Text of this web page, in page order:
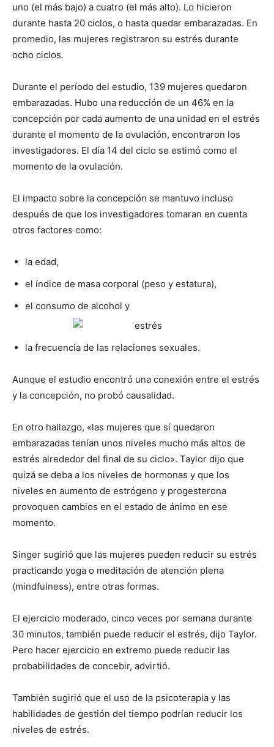
uno (el más bajo) a cuatro (el más alto). Lo hicieron
durante hasta 20 ciclos, o hasta quedar embarazadas. En
promedio, las mujeres registraron su estrés durante
ocho ciclos.
Durante el período del estudio, 139 mujeres quedaron
embarazadas. Hubo una reducción de un 46% en la
concepción por cada aumento de una unidad en el estrés
durante el momento de la ovulación, encontraron los
investigadores. El día 14 del ciclo se estimó como el
momento de la ovulación.
El impacto sobre la concepción se mantuvo incluso
después de que los investigadores tomaran en cuenta
otros factores como:
la edad,
el índice de masa corporal (peso y estatura),
el consumo de alcohol y
la frecuencia de las relaciones sexuales.
Aunque el estudio encontró una conexión entre el estrés
y la concepción, no probó causalidad.
En otro hallazgo, «las mujeres que sí quedaron
embarazadas tenían unos niveles mucho más altos de
estrés alrededor del final de su ciclo». Taylor dijo que
quizá se deba a los niveles de hormonas y que los
niveles en aumento de estrógeno y progesterona
provoquen cambios en el estado de ánimo en ese
momento.
Singer sugirió que las mujeres pueden reducir su estrés
practicando yoga o meditación de atención plena
(mindfulness), entre otras formas.
El ejercicio moderado, cinco veces por semana durante
30 minutos, también puede reducir el estrés, dijo Taylor.
Pero hacer ejercicio en extremo puede reducir las
probabilidades de concebir, advirtió.
También sugirió que el uso de la psicoterapia y las
habilidades de gestión del tiempo podrían reducir los
niveles de estrés.